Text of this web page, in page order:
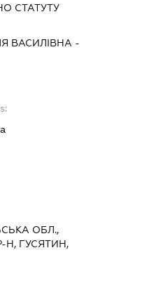
СТАТУТУ
ВАСИЛІВНА -
ОБЛ.,
Н, ГУСЯТИН,